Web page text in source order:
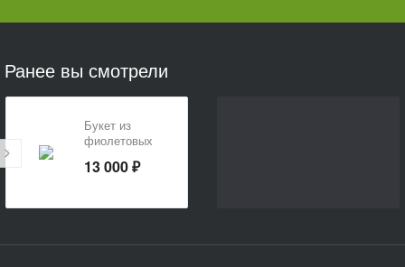
Ранее вы смотрели
Букет из
фиолетовых
«Аметист»
13 000 ₽